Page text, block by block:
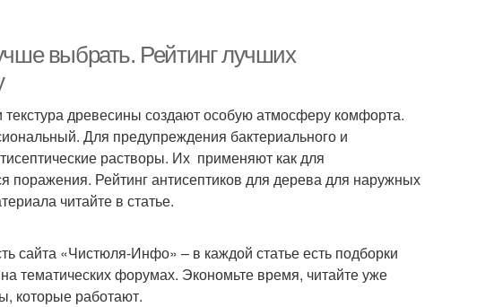
выбрать. Рейтинг лучших
древесины создают особую атмосферу комфорта.
Для предупреждения бактериального и
растворы. Их применяют как для
поражения. Рейтинг антисептиков для дерева для наружных
читайте в статье.
сайта «Чистюля-Инфо» – в каждой статье есть подборки
тематических форумах. Экономьте время, читайте уже
которые работают.